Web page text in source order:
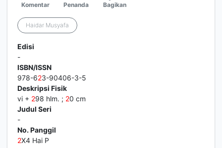
Komentar Penanda Bagikan
Haidar Musyafa
Edisi
-
ISBN/ISSN
978-623-90406-3-5
Deskripsi Fisik
vi + 298 hlm. ; 20 cm
Judul Seri
-
No. Panggil
2X4 Hai P